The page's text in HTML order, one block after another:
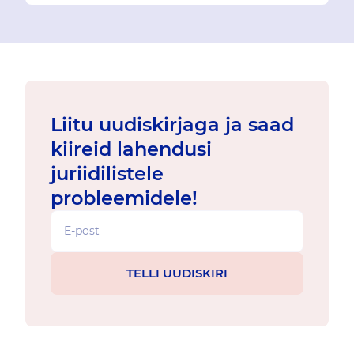
Liitu uudiskirjaga ja saad
kiireid lahendusi
juriidilistele
probleemidele!